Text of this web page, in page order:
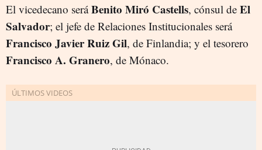
El vicedecano seráBenito Miró Castells, cónsul de El
Salvador; el jefe de Relaciones Institucionales será
Francisco Javier Ruiz Gil, de Finlandia; y el tesorero
Francisco A. Granero, de Mónaco.